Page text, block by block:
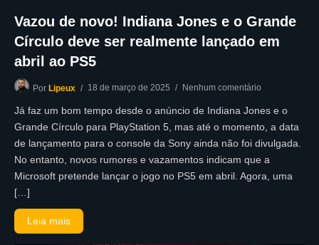
Vazou de novo! Indiana Jones e o Grande
Círculo deve ser realmente lançado em
abril ao PS5
Por Lipeux 18 de março de 2025 Nenhum comentário
Já faz um bom tempo desde o anúncio de Indiana Jones e o
Grande Círculo para PlayStation 5, mas até o momento, a data
de lançamento para o console da Sony ainda não foi divulgada.
No entanto, novos rumores e vazamentos indicam que a
Microsoft pretende lançar o jogo no PS5 em abril. Agora, uma
[…]
Leia mais